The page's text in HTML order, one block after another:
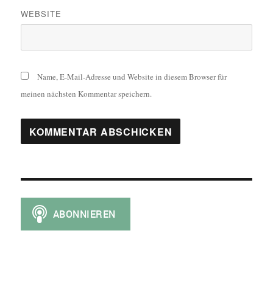
WEBSITE
Name, E-Mail-Adresse und Website in diesem Browser für
meinen nächsten Kommentar speichern.